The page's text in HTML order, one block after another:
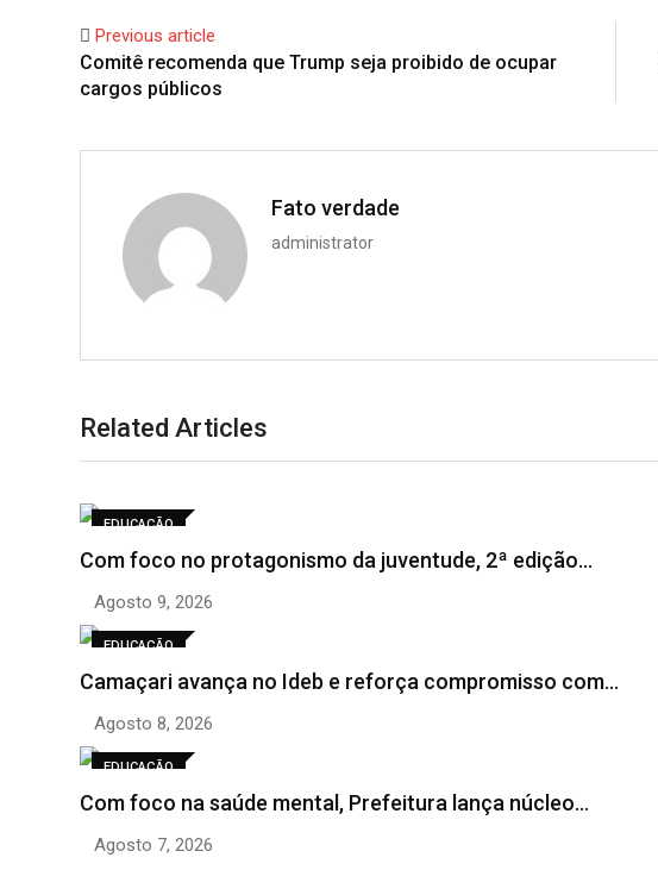
Previous article
Comitê recomenda que Trump seja proibido de ocupar
cargos públicos
Fato verdade
administrator
Related Articles
EDUCAÇÃO
Com foco no protagonismo da juventude, 2ª edição…
Agosto 9, 2026
EDUCAÇÃO
Camaçari avança no Ideb e reforça compromisso com…
Agosto 8, 2026
EDUCAÇÃO
Com foco na saúde mental, Prefeitura lança núcleo…
Agosto 7, 2026